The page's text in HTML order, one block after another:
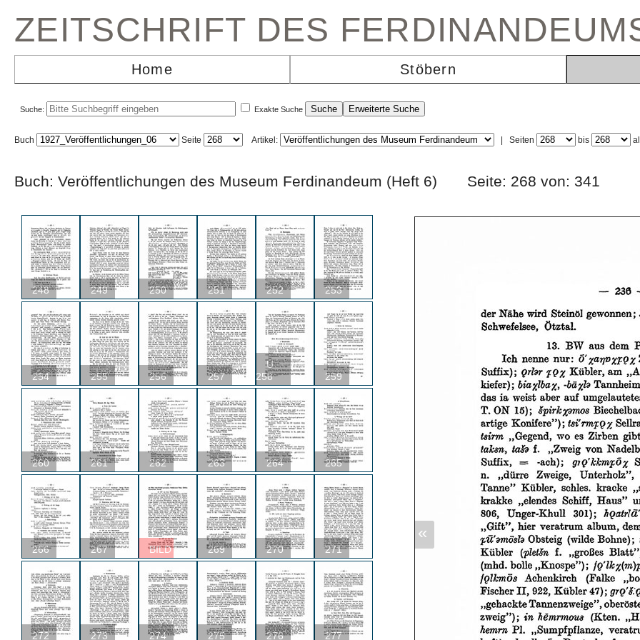
ZEITSCHRIFT DES
Home Stöbern
Suche: Exakte Suche
Buch Seite Artikel: Seiten bis
Buch: Veröffentlichungen des Museum Ferdinandeum (Heft 6) Seite: 268 von: 341
248 249 250 251 252 253
254 255 256 257
U
258
259
260 261 262 263 264 265
266 267 BILD 269 270 271
272 273 274 275 276 277
«